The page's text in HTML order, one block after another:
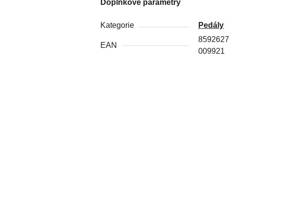
Doplňkové parametry
Kategorie Pedály
EAN
8592627
009921